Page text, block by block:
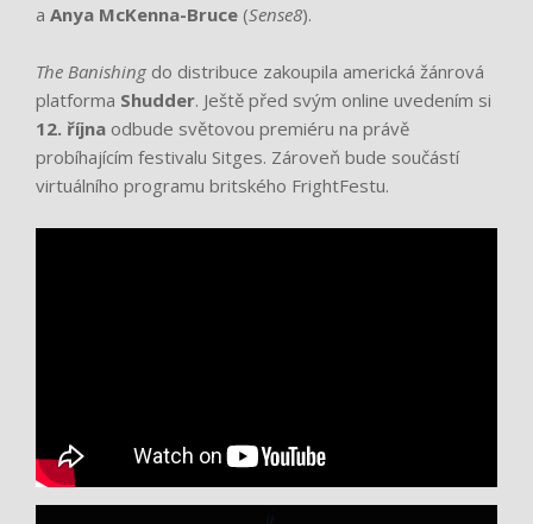
a Anya McKenna-Bruce (Sense8).
The Banishing do distribuce zakoupila americká žánrová
platforma Shudder. Ještě před svým online uvedením si
12. října odbude světovou premiéru na právě
probíhajícím festivalu Sitges. Zároveň bude součástí
virtuálního programu britského FrightFestu.